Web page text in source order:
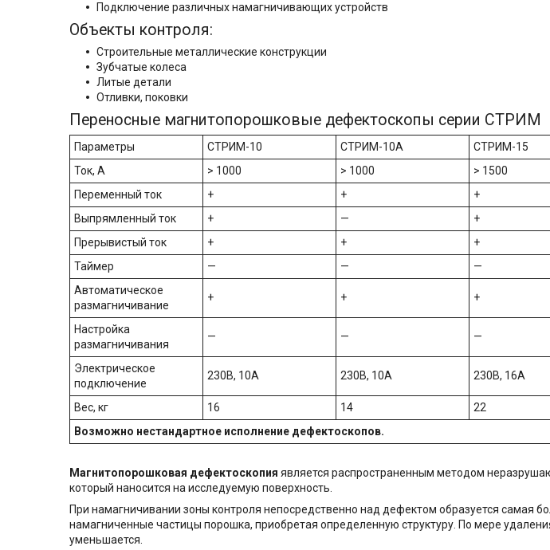
Подключение различных намагничивающих устройств
Объекты контроля:
Строительные металлические конструкции
Зубчатые колеса
Литые детали
Отливки, поковки
Переносные магнитопорошковые дефектоскопы серии СТРИМ
Параметры СТРИМ-10 СТРИМ-10A СТРИМ-15
Ток, А
> 1000 > 1000 > 1500
Переменный ток
+ + +
Выпрямленный ток
+ — +
Прерывистый ток
+ + +
Таймер
— — —
Автоматическое
размагничивание
+ + +
Настройка
размагничивания
— — —
Электрическое
подключение
230В, 10А 230В, 10А 230В, 16А
Вес, кг 16 14 22
Возможно нестандартное исполнение дефектоскопов.
Магнитопорошковая дефектоскопия является распространенным методом
который наносится на исследуемую поверхность.
При намагничивании зоны контроля непосредственно над дефектом образуется самая
намагниченные частицы порошка, приобретая определенную структуру. По мере
уменьшается.